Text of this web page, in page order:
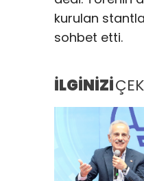
kurulan
sohbet etti.
İLGİNİZİ